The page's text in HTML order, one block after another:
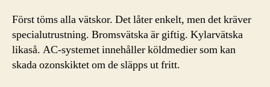
Först töms alla vätskor. Det låter enkelt, men det kräver
specialutrustning. Bromsvätska är giftig. Kylarvätska
likaså. AC-systemet innehåller köldmedier som kan
skada ozonskiktet om de släpps ut fritt.